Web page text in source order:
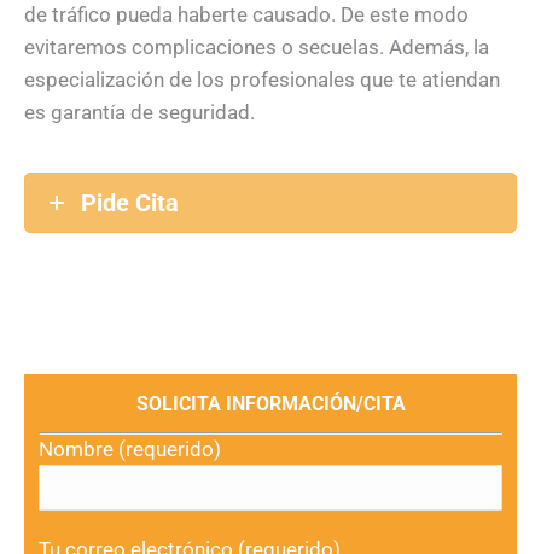
de tráfico pueda haberte causado. De este modo
evitaremos complicaciones o secuelas. Además, la
especialización de los profesionales que te atiendan
es garantía de seguridad.
Pide Cita
SOLICITA INFORMACIÓN/CITA
Nombre (requerido)